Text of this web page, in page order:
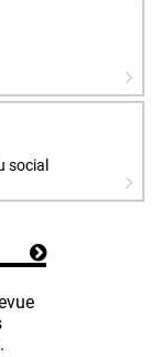
social